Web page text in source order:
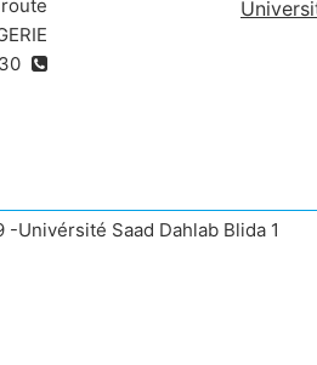
Univérsité Saad Dahlab Blida 1